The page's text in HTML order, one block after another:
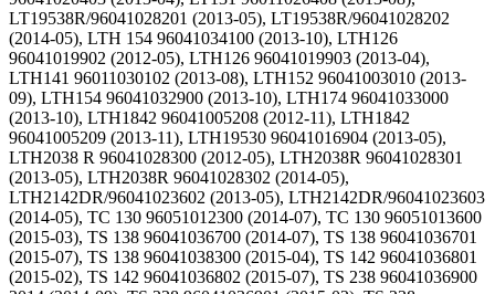
LT19538R/96041028201 (2013-05), LT19538R/96041028202
(2014-05), LTH 154 96041034100 (2013-10), LTH126
96041019902 (2012-05), LTH126 96041019903 (2013-04),
LTH141 96011030102 (2013-08), LTH152 96041003010 (2013-
09), LTH154 96041032900 (2013-10), LTH174 96041033000
(2013-10), LTH1842 96041005208 (2012-11), LTH1842
96041005209 (2013-11), LTH19530 96041016904 (2013-05),
LTH2038 R 96041028300 (2012-05), LTH2038R 96041028301
(2013-05), LTH2038R 96041028302 (2014-05),
LTH2142DR/96041023602 (2013-05), LTH2142DR/96041023603
(2014-05), TC 130 96051012300 (2014-07), TC 130 96051013600
(2015-03), TS 138 96041036700 (2014-07), TS 138 96041036701
(2015-07), TS 138 96041038300 (2015-04), TS 142 96041036801
(2015-02), TS 142 96041036802 (2015-07), TS 238 96041036900